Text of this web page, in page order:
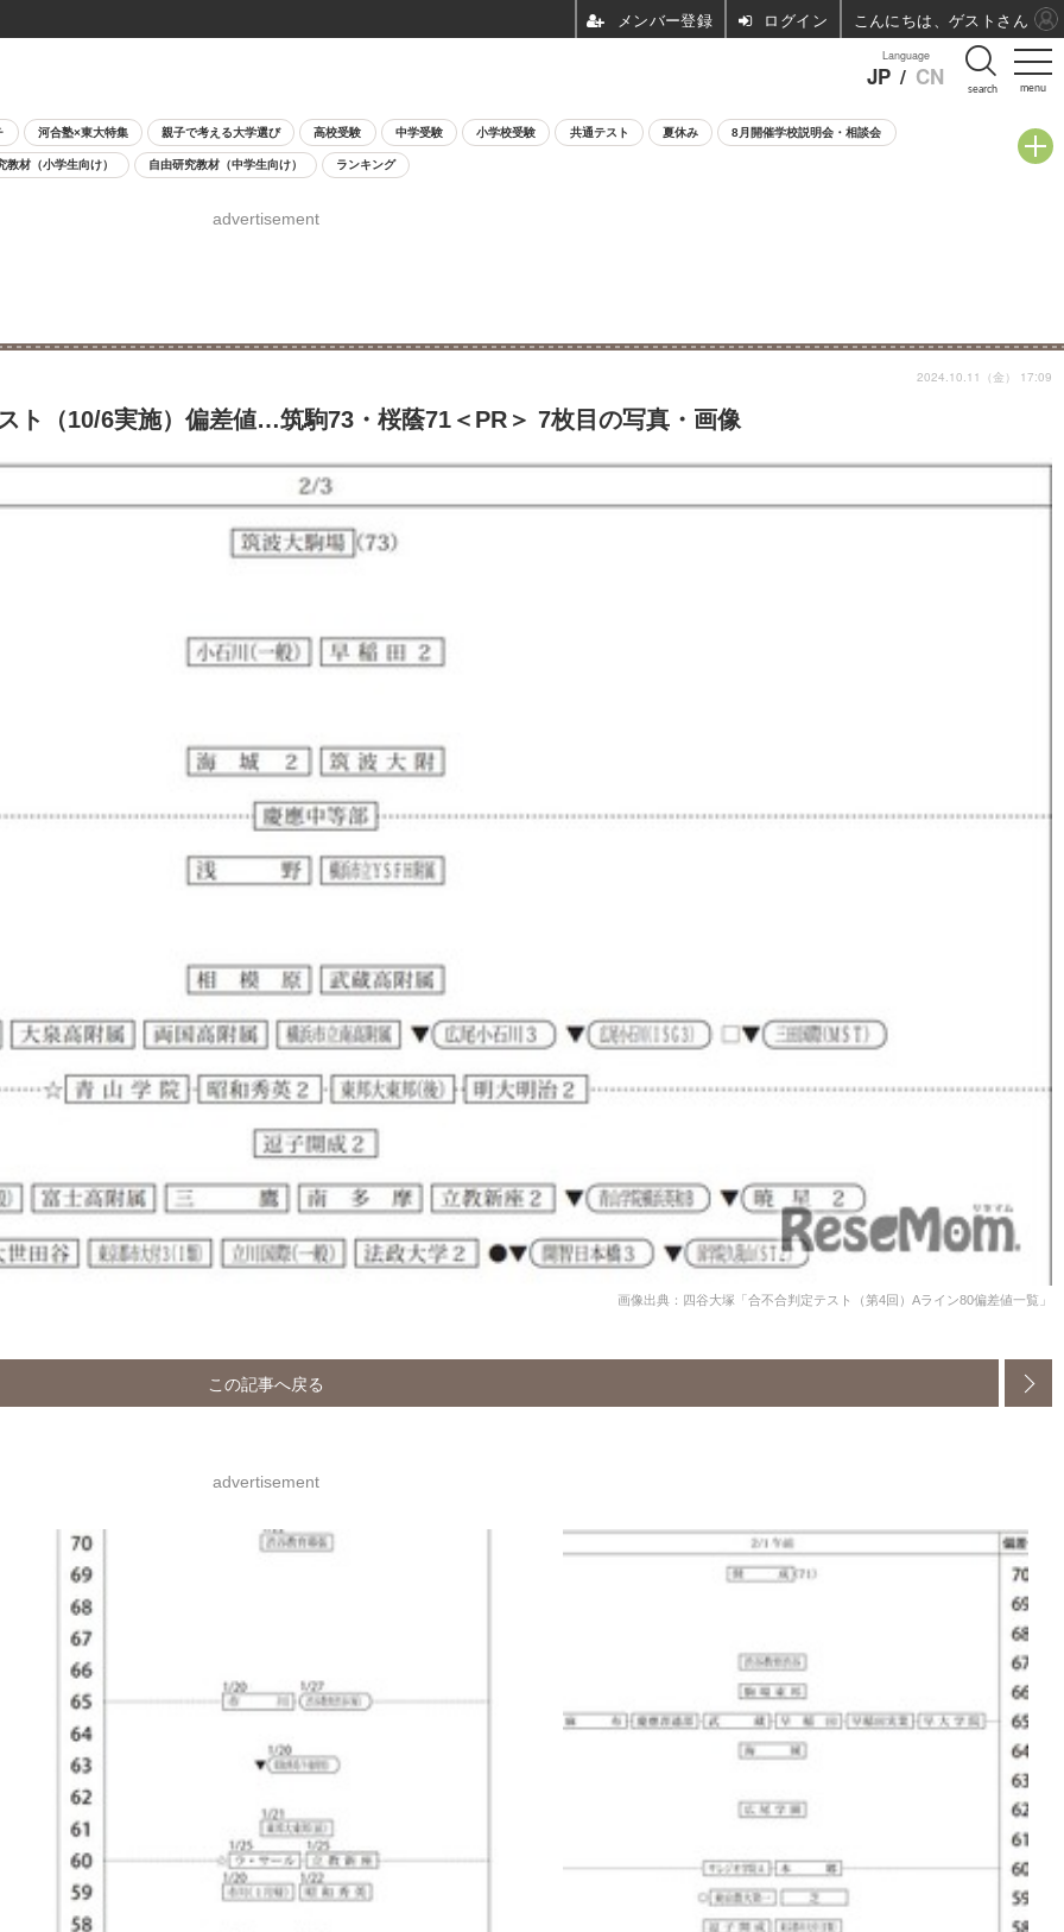
menu
Language
JP / CN search
河合塾×東大特集 親子で考える大学選び 高校受験 中学受験 小学校受験 共通テスト 夏休み 8月開催学校説明会・相談会
教材（小学生向け） 自由研究教材（中学生向け） ランキング
advertisement
ト（10/6実施）偏差値…筑駒73・桜蔭71＜PR＞ 7枚目の写真・画像
2024.10.11（金） 17:09
画像出典：四谷大塚「合不合判定テスト（第4回）Aライン80偏差値一覧」
この記事へ戻る
advertisement
ログイン こんにちは、ゲストさん